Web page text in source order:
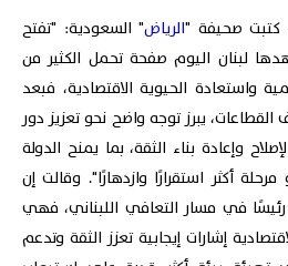
كتبت صحيفة "الرياض" السعودية: "تفتح
لبنان اليوم صفحة تحمل الكثير من
واستعادة الحيوية الاقتصادية، فبعد
يبرز توجه واضح نحو تعزيز دور
وإعادة بناء الثقة، بما يمنح الدولة
أكثر استقرارًا وازدهارًا". وقالت إن
رئيسًا في مسار التعافي اللبناني، فهي
إشارات إيجابية تعزز الثقة وتدعم